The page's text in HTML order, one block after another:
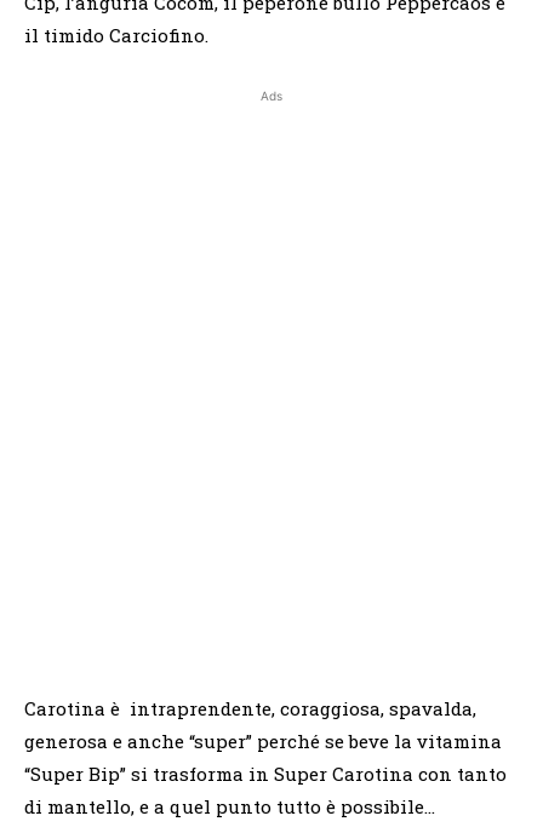
il timido Carciofino.
Ads
Carotina è intraprendente, coraggiosa, spavalda,
generosa e anche “super” perché se beve la vitamina
“Super Bip” si trasforma in Super Carotina con tanto
di mantello, e a quel punto tutto è possibile…